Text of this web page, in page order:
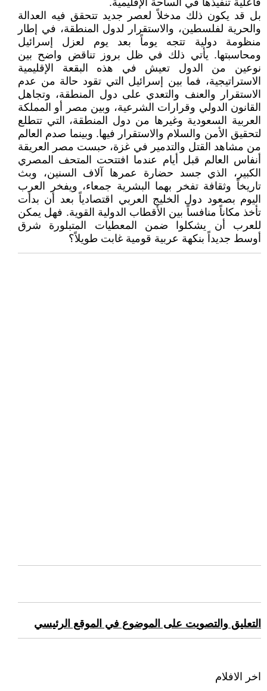
فاعلية تنفيذها في الساحة الإقليمية.
بل قد يكون ذلك مدخلاً لعصر جديد تتحقق فيه العدالة
والحرية لفلسطين، والاستقرار لدول المنطقة، في إطار
منظومة دولية تتجه يوماً بعد يوم لعزل إسرائيل
ومحاسبتها. يأتي ذلك في ظل بروز تناقض واضح بين
نوعين من الدول تعيش في هذه البقعة الإقليمية
الاستراتيجية، فما بين إسرائيل التي تقود حالة من عدم
الاستقرار والعنف والتعدي على دول المنطقة، وتجاهل
القانون الدولي وقرارات الشرعية، وبين مصر أو المملكة
العربية السعودية وغيرها من دول المنطقة، التي تتطلع
لتحقيق الأمن والسلام والاستقرار فيها. وبينما صدم العالم
من مشاهد القتل والتدمير في غزة، حبست مصر العريقة
أنفاس العالم قبل أيام عندما افتتحت المتحف المصري
الكبير، الذي جسد حضارة عمرها آلاف السنين، وبث
تاريخاً وثقافة تفخر بهما البشرية جمعاء، ويفخر العرب
اليوم بصعود دول الخليج العربي اقتصادياً بعد أن بدأت
تأخذ مكاناً منافساً بين الأقطاب الدولية القوية. فهل يمكن
للعرب أن يشكلوا ضمن المعطيات المتبلورة شرق
أوسط جديداً بنكهة عربية قومية غابت طويلاً؟
التعليق والتصويت على الموضوع في الموقع الرئيسي
اخر الافلام